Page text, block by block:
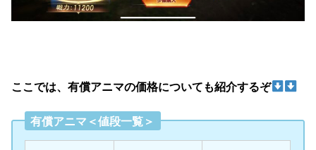
ここでは、有償アニマの価格についても紹介するぞ
有償アニマ＜値段一覧＞